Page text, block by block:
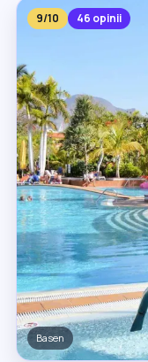
9/10 46 opinii
Obiekt